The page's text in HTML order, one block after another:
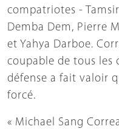
compatriotes -
Demba Dem, Pierre
et Yahya Darboe.
coupable de tous les
défense a fait valoir
forcé.
« Michael Sang